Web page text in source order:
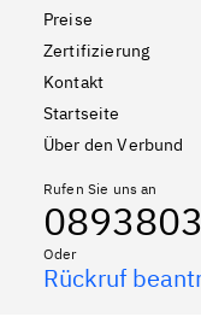
Preise
Zertifizierung
Kontakt
Startseite
Über den Verbund
Rufen Sie uns an
Oder
Rückruf